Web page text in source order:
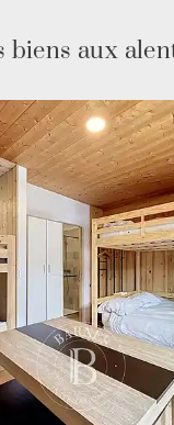
biens aux